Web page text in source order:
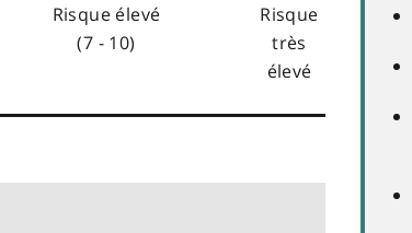
Risque élevé
(7 - 10)
Risque
très
élevé